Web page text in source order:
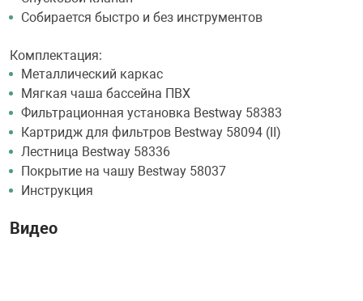
Собирается быстро и без инструментов
Комплектация:
Металлический каркас
Мягкая чаша бассейна ПВХ
Фильтрационная установка Bestway 58383
Картридж для фильтров Bestway 58094 (II)
Лестница Bestway 58336
Покрытие на чашу Bestway 58037
Инструкция
Видео